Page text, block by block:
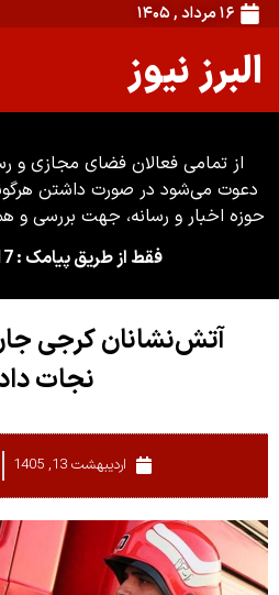
۱۶ مرداد , ۱۴۰۵
البرز نیوز
از تمامی فعالان فضای مجازی و
دعوت می‌شود در صورت داشتن
حوزه اخبار و رسانه، جهت بررسی و
فقط از طریق پیامک : 09127679717
نجات
اردیبهشت 13, 1405